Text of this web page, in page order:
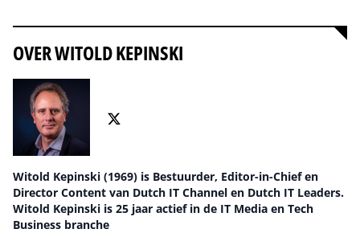
OVER WITOLD KEPINSKI
Witold Kepinski (1969) is Bestuurder, Editor-in-Chief en
Director Content van Dutch IT Channel en Dutch IT Leaders.
Witold Kepinski is 25 jaar actief in de IT Media en Tech
Business branche